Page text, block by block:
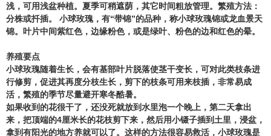
浅，可用浅盆种植。夏季可稍遮荫，其它时间粗放管理。繁殖方法：
分株或扦插。 小球玫瑰，有“带锦”的品种，称小球玫瑰锦或龙血景天
锦。叶片中间紫红色，边缘粉色，或是绿叶、粉色的边和红色的晕。
养殖要点
小球玫瑰随着生长，会有基部叶片脱落使茎干变长，可对此类枝条进
行修剪，促进其再度分枝生长，剪下的枝条可用来枝插，非常易成
活，繁殖的季节尽量避开寒冬酷暑。
如果收到的花很干了，还没死就放到水里泡一个晚上，第二天拿出
来，把顶端的4厘米长的花枝剪下来，然后用小镊子插到土里，浸盆，
拿到有阳光的地方养就可以了。这样的方法很容易救活，小球玫瑰是